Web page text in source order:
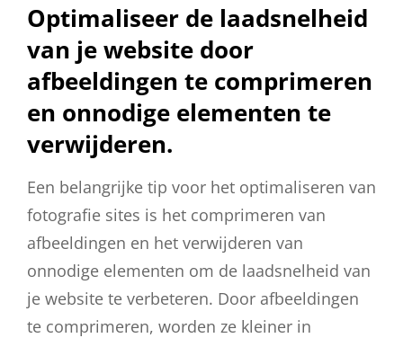
Optimaliseer de laadsnelheid
van je website door
afbeeldingen te comprimeren
en onnodige elementen te
verwijderen.
Een belangrijke tip voor het optimaliseren van
fotografie sites is het comprimeren van
afbeeldingen en het verwijderen van
onnodige elementen om de laadsnelheid van
je website te verbeteren. Door afbeeldingen
te comprimeren, worden ze kleiner in